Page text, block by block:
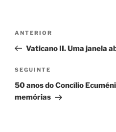
artigos
Conteúdo
anterior
ANTERIOR
Vaticano II. Uma janela
Conteúdo
seguinte
SEGUINTE
50 anos do Concílio
memórias